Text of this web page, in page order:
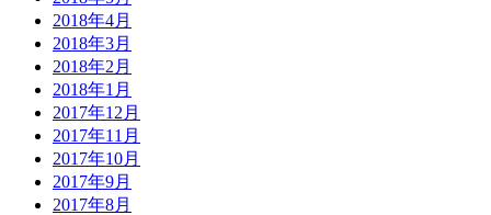
2018年4月
2018年3月
2018年2月
2018年1月
2017年12月
2017年11月
2017年10月
2017年9月
2017年8月